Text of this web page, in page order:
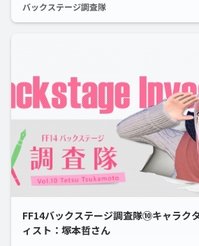
バックステージ調査隊
FF14バックステージ調査隊⑩キャラク
ィスト：塚本哲さん